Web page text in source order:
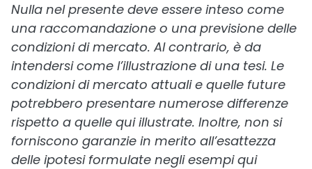
Nulla nel presente deve essere inteso come
una raccomandazione o una previsione delle
condizioni di mercato. Al contrario, è da
intendersi come l’illustrazione di una tesi. Le
condizioni di mercato attuali e quelle future
potrebbero presentare numerose differenze
rispetto a quelle qui illustrate. Inoltre, non si
forniscono garanzie in merito all’esattezza
delle ipotesi formulate negli esempi qui